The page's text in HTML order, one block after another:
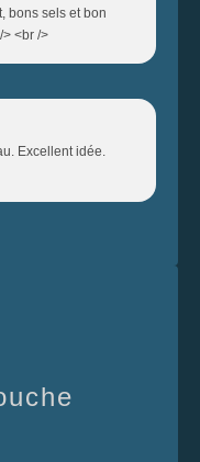
bons sels et bon
<br />
Excellent idée.